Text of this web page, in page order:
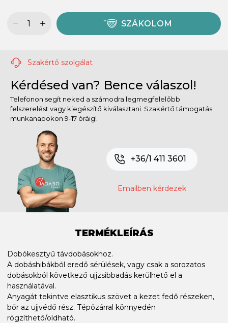
SZÁKOLOM
Szakértő szolgálat
Kérdésed van? Bence válaszol!
Telefonon segít neked a számodra legmegfelelőbb
felszerelést vagy kiegészítő kiválasztani. Szakértő támogatás
munkanapokon 9-17 óráig!
+36/1 411 3601
Emailben kérdezek
TERMÉKLEÍRÁS
Dobókesztyű távdobásokhoz.
A dobáshibákból eredő sérülések, vagy csak a sorozatos
dobásokból következő ujjzsibbadás kerülhető el a
használatával.
Anyagát tekintve elasztikus szövet a kezet fedő részeken,
bőr az ujjvédő rész. Tépőzárral könnyedén
rögzíthető/oldható.